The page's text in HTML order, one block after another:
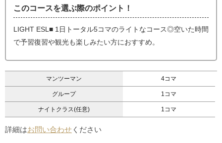
このコースを選ぶ際のポイント！
LIGHT ESL■ 1日トータル5コマのライトなコース◎空いた時間
で予習復習や観光も楽しみたい方におすすめ。
マンツーマン 4コマ
グループ 1コマ
ナイトクラス(任意) 1コマ
詳細はお問い合わせ ください